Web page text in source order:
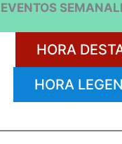
EVENTOS
HORA
HORA